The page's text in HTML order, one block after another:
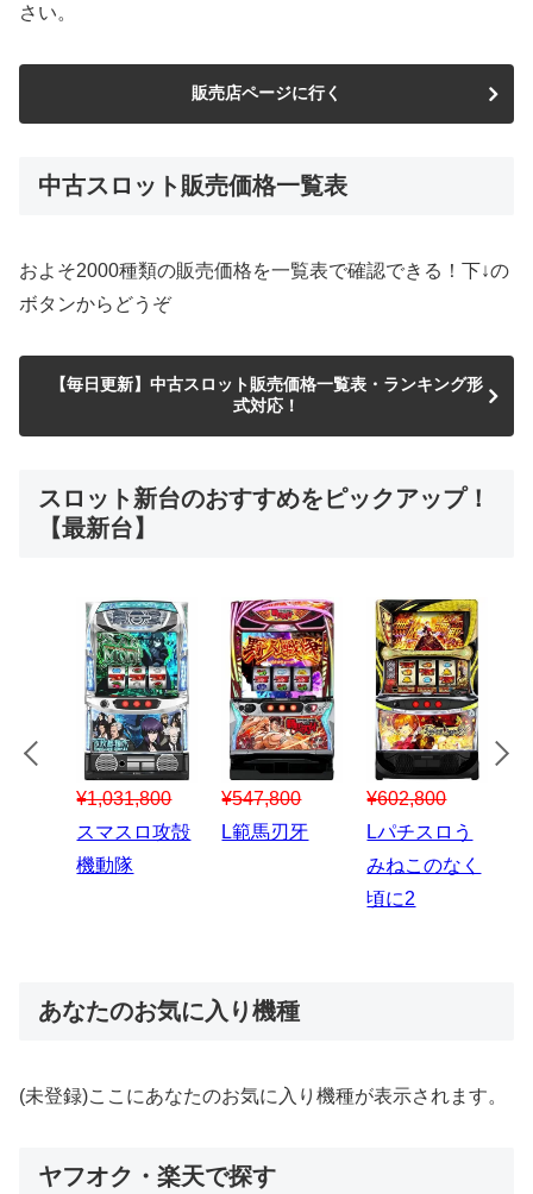
さい。
販売店ページに行く
中古スロット販売価格一覧表
およそ2000種類の販売価格を一覧表で確認できる！下↓の
ボタンからどうぞ
【毎日更新】中古スロット販売価格一覧表・ランキング形
式対応！
スロット新台のおすすめをピックアップ！
【最新台】
¥547,800
スマスロハナ
ビ
¥150,000
スマスロ秘宝
¥1,867,800
Lパチスロ 炎
炎ノ消防隊2
あなたのお気に入り機種
(未登録)ここにあなたのお気に入り機種が表示されます。
ヤフオク・楽天で探す